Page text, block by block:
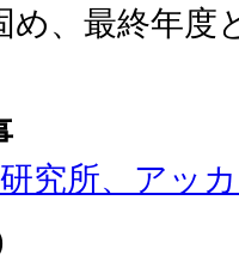
め、最終年度
究所、アッ